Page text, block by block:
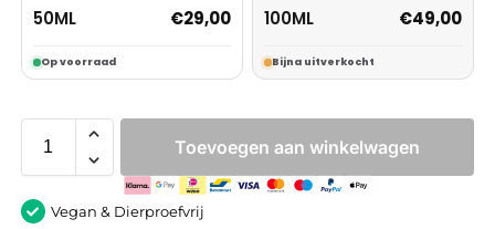
50ML
Op voorraad
€29,00 100ML
Bijna uitverkocht
€49,00
Toevoegen aan winkelwagen
Vegan & Dierproefvrij